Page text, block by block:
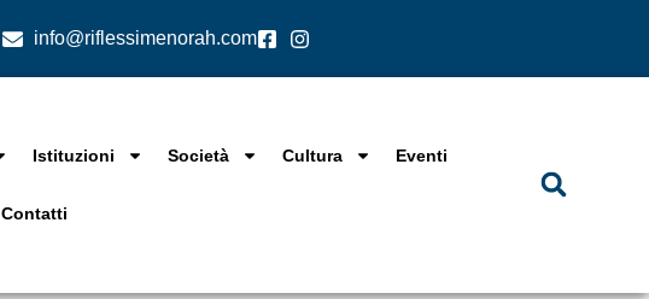
info@riflessimenorah.com
Istituzioni Società Cultura Eventi
Contatti